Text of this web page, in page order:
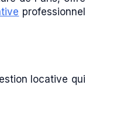
professionnel
locative qui